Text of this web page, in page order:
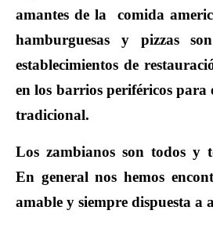
amantes de la comida
hamburguesas y pizzas
establecimientos de
en los barrios periféricos para
tradicional.
Los zambianos son todos y
En general nos hemos
amable y siempre dispuesta a